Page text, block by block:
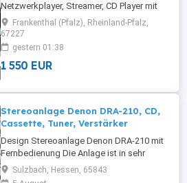
Netzwerkplayer, Streamer, CD Player mit
Rippfunktion, FM u. DAB +, nur Digitale
Ausgänge, DA Wandler im Verstärker
erforderlich, 1 Terrabite Festplatte
verbaut, 2 Einschübe für HDD oder SSD,
mit Fernbedienung und App steuerbar,
Festplatte ...
Frankenthal (Pfalz), Rheinland-Pfalz,
67227
gestern 01:38
1 550 EUR
Stereoanlage Denon DRA-210, CD,
Cassette, Tuner, Verstärker
Design Stereoanlage Denon DRA-210 mit
Fernbedienung Die Anlage ist in sehr
gutem Zustand, alles funktioniert und es
gibt optisch keine Beschädigungen oder
Sulzbach, Hessen, 65843